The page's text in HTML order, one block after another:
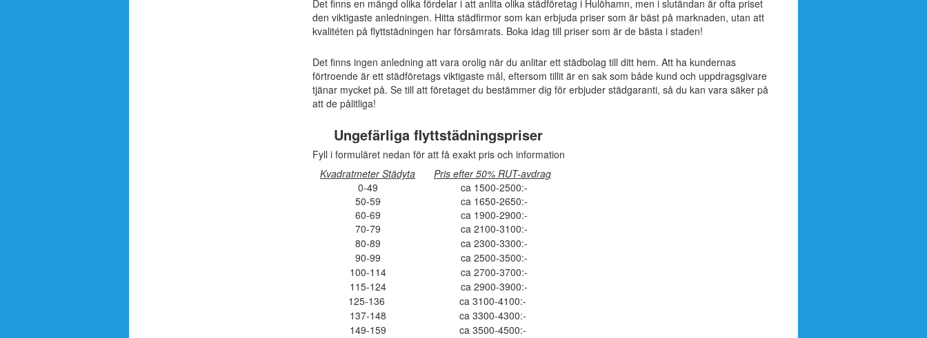
Det finns en mängd olika fördelar i att anlita olika städföretag i Hulöhamn, men i slutändan är ofta priset
den viktigaste anledningen. Hitta städfirmor som kan erbjuda priser som är bäst på marknaden, utan att
kvalitéten på flyttstädningen har försämrats. Boka idag till priser som är de bästa i staden!
Det finns ingen anledning att vara orolig när du anlitar ett städbolag till ditt hem. Att ha kundernas
förtroende är ett städföretags viktigaste mål, eftersom tillit är en sak som både kund och uppdragsgivare
tjänar mycket på. Se till att företaget du bestämmer dig för erbjuder städgaranti, så du kan vara säker på
att de pålitliga!
Ungefärliga flyttstädningspriser
Fyll i formuläret nedan för att få exakt pris och information
Kvadratmeter Städyta
Pris efter 50% RUT-avdrag
0-49
ca 1500-2500:-
50-59
ca 1650-2650:-
60-69
ca 1900-2900:-
70-79
ca 2100-3100:-
80-89
ca 2300-3300:-
90-99
ca 2500-3500:-
100-114
ca 2700-3700:-
115-124
ca 2900-3900:-
125-136
ca 3100-4100:-
137-148
ca 3300-4300:-
149-159
ca 3500-4500:-